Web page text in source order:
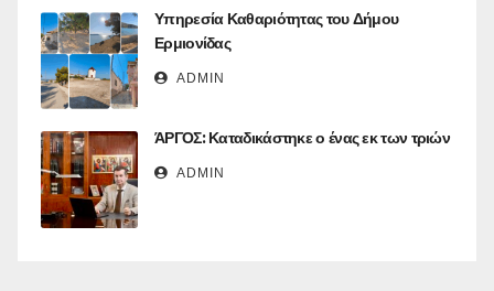
Υπηρεσία Καθαριότητας του Δήμου
Ερμιονίδας
ADMIN
ΆΡΓΟΣ: Καταδικάστηκε ο ένας εκ των τριών
ADMIN